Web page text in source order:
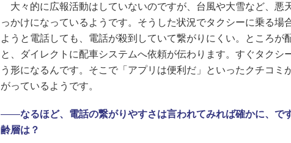
大々的に広報活動はしていないのですが、台風や大雪など、悪
っかけになっているようです。そうした状況でタクシーに乗る場
ようと電話しても、電話が殺到していて繋がりにくい。ところが
と、ダイレクトに配車システムへ依頼が伝わります。すぐタクシ
う形になるんです。そこで「アプリは便利だ」といったクチコミ
がっているようです。
――なるほど、電話の繋がりやすさは言われてみれば確かに、で
齢層は？